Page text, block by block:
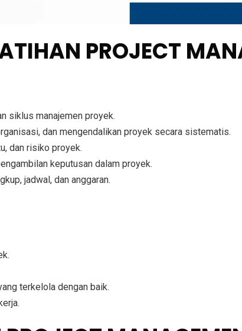
PROJECT
siklus manajemen proyek.
dan mengendalikan proyek secara sistematis.
dan risiko proyek.
keputusan dalam proyek.
jadwal, dan anggaran.
terkelola dengan baik.